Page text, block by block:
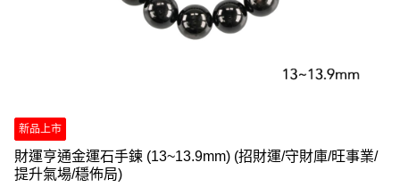
新品上市
財運亨通金運石手鍊 (13~13.9mm) (招財運/守財庫/旺事業/
提升氣場/穩佈局)